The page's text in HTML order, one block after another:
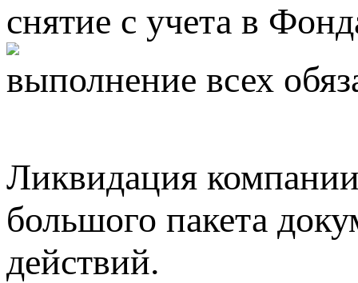
снятие с учета в
выполнение всех
Ликвидация
большого пакета
действий.